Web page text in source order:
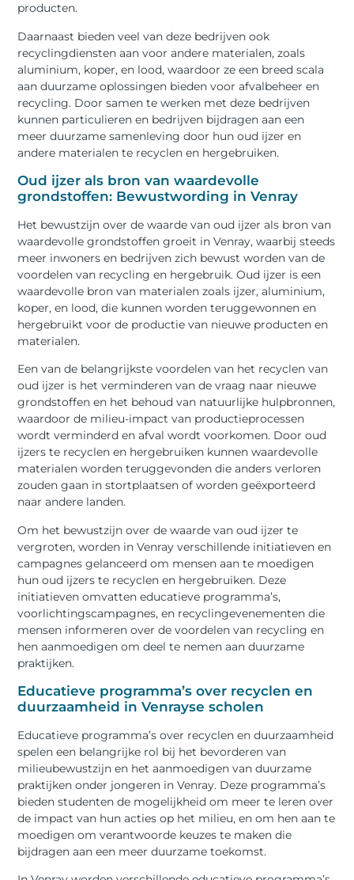
producten.
Daarnaast bieden veel van deze bedrijven ook
recyclingdiensten aan voor andere materialen, zoals
aluminium, koper, en lood, waardoor ze een breed scala
aan duurzame oplossingen bieden voor afvalbeheer en
recycling. Door samen te werken met deze bedrijven
kunnen particulieren en bedrijven bijdragen aan een
meer duurzame samenleving door hun oud ijzer en
andere materialen te recyclen en hergebruiken.
Oud ijzer als bron van waardevolle
grondstoffen: Bewustwording in Venray
Het bewustzijn over de waarde van oud ijzer als bron van
waardevolle grondstoffen groeit in Venray, waarbij steeds
meer inwoners en bedrijven zich bewust worden van de
voordelen van recycling en hergebruik. Oud ijzer is een
waardevolle bron van materialen zoals ijzer, aluminium,
koper, en lood, die kunnen worden teruggewonnen en
hergebruikt voor de productie van nieuwe producten en
materialen.
Een van de belangrijkste voordelen van het recyclen van
oud ijzer is het verminderen van de vraag naar nieuwe
grondstoffen en het behoud van natuurlijke hulpbronnen,
waardoor de milieu-impact van productieprocessen
wordt verminderd en afval wordt voorkomen. Door oud
ijzers te recyclen en hergebruiken kunnen waardevolle
materialen worden teruggevonden die anders verloren
zouden gaan in stortplaatsen of worden geëxporteerd
naar andere landen.
Om het bewustzijn over de waarde van oud ijzer te
vergroten, worden in Venray verschillende initiatieven en
campagnes gelanceerd om mensen aan te moedigen
hun oud ijzers te recyclen en hergebruiken. Deze
initiatieven omvatten educatieve programma’s,
voorlichtingscampagnes, en recyclingevenementen die
mensen informeren over de voordelen van recycling en
hen aanmoedigen om deel te nemen aan duurzame
praktijken.
Educatieve programma’s over recyclen en
duurzaamheid in Venrayse scholen
Educatieve programma’s over recyclen en duurzaamheid
spelen een belangrijke rol bij het bevorderen van
milieubewustzijn en het aanmoedigen van duurzame
praktijken onder jongeren in Venray. Deze programma’s
bieden studenten de mogelijkheid om meer te leren over
de impact van hun acties op het milieu, en om hen aan te
moedigen om verantwoorde keuzes te maken die
bijdragen aan een meer duurzame toekomst.